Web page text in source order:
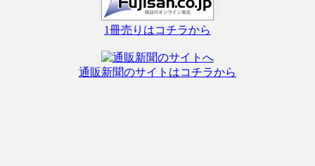
1冊売りはコチラから
通販新聞のサイトはコチラから